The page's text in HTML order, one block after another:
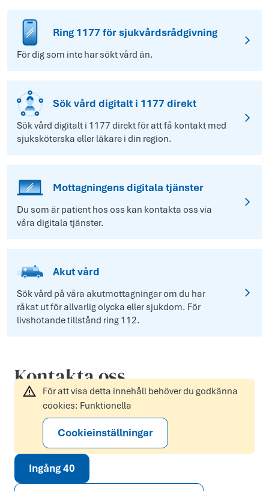
Ring 1177 för sjukvårdsrådgivning
För dig som inte har sökt vård än.
Sök vård digitalt i 1177 direkt
Sök vård digitalt i 1177 direkt för att få kontakt med
sjuksköterska eller läkare i din region.
Mottagningens digitala tjänster
Du som är patient hos oss kan kontakta oss via
våra digitala tjänster.
Akut vård
Sök vård på våra akutmottagningar om du har
råkat ut för allvarlig olycka eller sjukdom. För
livshotande tillstånd ring 112.
Kontakta oss
För att visa detta innehåll behöver du godkänna
cookies: Funktionella
Cookieinställningar
Ingång 40